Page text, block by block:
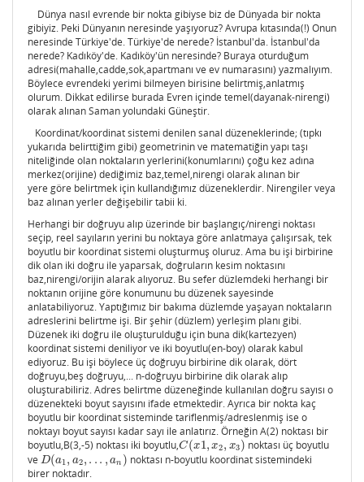
Dünya nasıl evrende bir nokta gibiyse biz de Dünyada bir nokta
gibiyiz. Peki Dünyanın neresinde yaşıyoruz? Avrupa kıtasında(!) Onun
neresinde Türkiye'de. Türkiye'de nerede? İstanbul'da. İstanbul'da
nerede? Kadıköy'de. Kadıköy'ün neresinde? Buraya oturduğum
adresi(mahalle,cadde,sok,apartmanı ve ev numarasını) yazmalıyım.
Böylece evrendeki yerimi bilmeyen birisine belirtmiş,anlatmış
olurum. Dikkat edilirse burada Evren içinde temel(dayanak-nirengi)
olarak alınan Saman yolundaki Güneştir.
Koordinat/koordinat sistemi denilen sanal düzeneklerinde; (tıpkı
yukarıda belirttiğim gibi) geometrinin ve matematiğin yapı taşı
niteliğinde olan noktaların yerlerini(konumlarını) çoğu kez adına
merkez(orijine) dediğimiz baz,temel,nirengi olarak alınan bir
yere göre belirtmek için kullandığımız düzeneklerdir. Nirengiler veya
baz alınan yerler değişebilir tabii ki.
Herhangi bir doğruyu alıp üzerinde bir başlangıç/nirengi noktası
seçip, reel sayıların yerini bu noktaya göre anlatmaya çalışırsak, tek
boyutlu bir koordinat sistemi oluşturmuş oluruz. Ama bu işi birbirine
dik olan iki doğru ile yaparsak, doğruların kesim noktasını
baz,nirengi/orijin alarak alıyoruz. Bu sefer düzlemdeki herhangi bir
noktanın orijine göre konumunu bu düzenek sayesinde
anlatabiliyoruz. Yaptığımız bir bakıma düzlemde yaşayan noktaların
adreslerini belirtme işi. Bir şehir (düzlem) yerleşim planı gibi.
Düzenek iki doğru ile oluşturulduğu için buna dik(kartezyen)
koordinat sistemi deniliyor ve iki boyutlu(en-boy) olarak kabul
ediyoruz. Bu işi böylece üç doğruyu birbirine dik olarak, dört
doğruyu,beş doğruyu,... n-doğruyu birbirine dik olarak alıp
oluşturabiliriz. Adres belirtme düzeneğinde kullanılan doğru sayısı o
düzenekteki boyut sayısını ifade etmektedir. Ayrıca bir nokta kaç
boyutlu bir koordinat sisteminde tariflenmiş/adreslenmiş ise o
noktayı boyut sayısı kadar sayı ile anlatırız. Örneğin A(2) noktası bir
boyutlu,B(3,-5) noktası iki boyutlu,C(x1, x2, x3)
C(x1,x2,x3)
noktası üç boyutlu
ve D(a1, a2 , . . . , an )
D(a1,a 2,... a n )
noktası n-boyutlu koordinat sistemindeki
birer noktadır.